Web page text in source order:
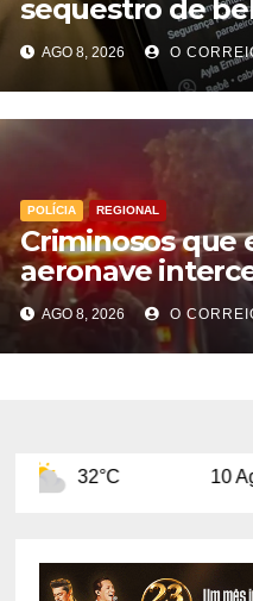
sequestro de
preso na Capital
AGO 8, 2026 O
POLÍCIA REGIONAL
Criminosos que
aeronave
em MS
com o Bope
AGO 8, 2026 O
10 Ago